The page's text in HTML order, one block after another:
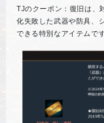
TJのクーポン：復旧は、
化失敗した武器や防具、
できる特別なアイテムです